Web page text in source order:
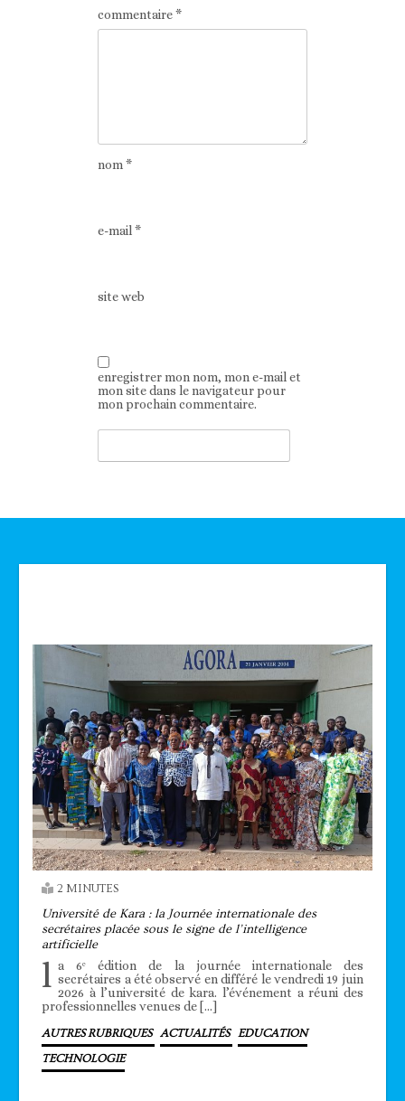
commentaire*
nom*
e-mail*
site web
enregistrer mon nom, mon e-mail et
mon site dans le navigateur pour
mon prochain commentaire.
2 MINUTES
Université de Kara : la Journée internationale des
secrétaires placée sous le signe de l’intelligence
artificielle
l a 6ᵉ édition de la journée internationale des
secrétaires a été observé en différé le vendredi 19 juin
2026 à l’université de kara. l’événement a réuni des
professionnelles venues de […]
AUTRES RUBRIQUES ACTUALITÉS EDUCATION
TECHNOLOGIE